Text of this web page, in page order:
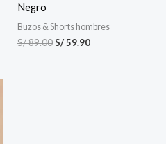
Negro
Buzos & Shorts hombres
S/89.00S/59.90